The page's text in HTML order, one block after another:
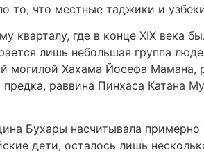
то, что местные таджики и
кварталу, где в конце XIX
лишь небольшая группа
могилой Хахама Йосефа
предка, раввина Пинхаса Катана
Бухары насчитывала
дети, осталось лишь